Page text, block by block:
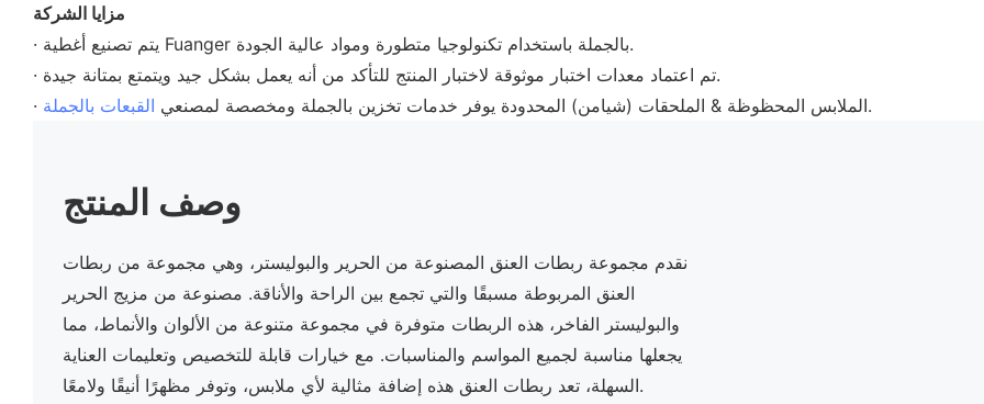
مزايا الشركة
· يتم تصنيع أغطية Fuanger بالجملة باستخدام تكنولوجيا متطورة ومواد عالية الجودة.
· تم اعتماد معدات اختبار موثوقة لاختبار المنتج للتأكد من أنه يعمل بشكل جيد ويتمتع بمتانة جيدة.
· الملابس المحظوظة & الملحقات (شيامن) المحدودة يوفر خدمات تخزين بالجملة ومخصصة لمصنعي القبعات بالجملة .
وصف المنتج
نقدم مجموعة ربطات العنق المصنوعة من الحرير والبوليستر، وهي مجموعة من ربطات
العنق المربوطة مسبقًا والتي تجمع بين الراحة والأناقة. مصنوعة من مزيج الحرير
والبوليستر الفاخر، هذه الربطات متوفرة في مجموعة متنوعة من الألوان والأنماط، مما
يجعلها مناسبة لجميع المواسم والمناسبات. مع خيارات قابلة للتخصيص وتعليمات العناية
السهلة، تعد ربطات العنق هذه إضافة مثالية لأي ملابس، وتوفر مظهرًا أنيقًا ولامعًا.